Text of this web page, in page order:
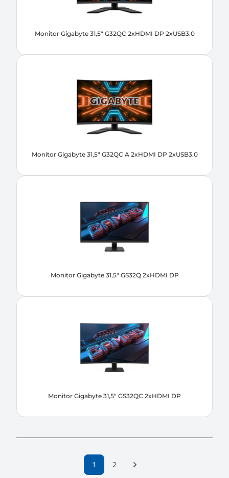
Monitor Gigabyte 31,5" G32QC 2xHDMI DP 2xUSB3.0
Monitor Gigabyte 31,5" G32QC A 2xHDMI DP 2xUSB3.0
Monitor Gigabyte 31,5" GS32Q 2xHDMI DP
Monitor Gigabyte 31,5" GS32QC 2xHDMI DP
1 2
Następna strona